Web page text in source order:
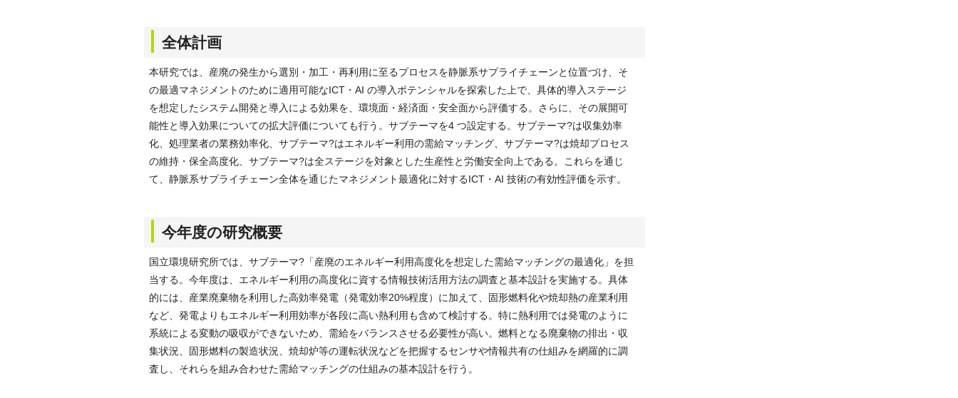
全体計画
本研究では、産廃の発生から選別・加工・再利用に至るプロセスを静脈系サプライチェーンと位置づけ、そ
の最適マネジメントのために適用可能なICT・AI の導入ポテンシャルを探索した上で、具体的導入ステージ
を想定したシステム開発と導入による効果を、環境面・経済面・安全面から評価する。さらに、その展開可
能性と導入効果についての拡大評価についても行う。サブテーマを4 つ設定する。サブテーマ?は収集効率
化、処理業者の業務効率化、サブテーマ?はエネルギー利用の需給マッチング、サブテーマ?は焼却プロセス
の維持・保全高度化、サブテーマ?は全ステージを対象とした生産性と労働安全向上である。これらを通じ
て、静脈系サプライチェーン全体を通じたマネジメント最適化に対するICT・AI 技術の有効性評価を示す。
今年度の研究概要
国立環境研究所では、サブテーマ?「産廃のエネルギー利用高度化を想定した需給マッチングの最適化」を担
当する。今年度は、エネルギー利用の高度化に資する情報技術活用方法の調査と基本設計を実施する。具体
的には、産業廃棄物を利用した高効率発電（発電効率20%程度）に加えて、固形燃料化や焼却熱の産業利用
など、発電よりもエネルギー利用効率が各段に高い熱利用も含めて検討する。特に熱利用では発電のように
系統による変動の吸収ができないため、需給をバランスさせる必要性が高い。燃料となる廃棄物の排出・収
集状況、固形燃料の製造状況、焼却炉等の運転状況などを把握するセンサや情報共有の仕組みを網羅的に調
査し、それらを組み合わせた需給マッチングの仕組みの基本設計を行う。